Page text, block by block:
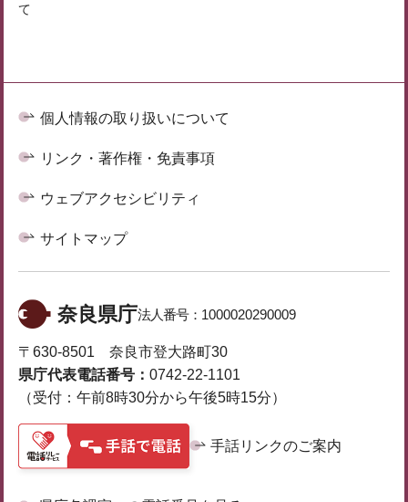
て
個人情報の取り扱いについて
リンク・著作権・免責事項
ウェブアクセシビリティ
サイトマップ
奈良県庁法人番号： 1000020290009
〒630-8501 奈良市登大路町30
県庁代表電話番号： 0742-22-1101
（受付：午前8時30分から午後5時15分）
手話リンクのご案内